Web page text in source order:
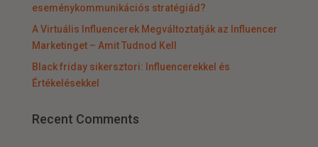
eseménykommunikációs stratégiád?
A Virtuális Influencerek Megváltoztatják az Influencer
Marketinget – Amit Tudnod Kell
Black friday sikersztori: Influencerekkel és
Értékelésekkel
Recent Comments